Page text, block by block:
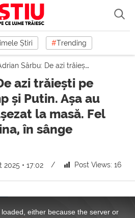
Știri #Trending
Sârbu: De azi trăiești pe lumea lui Trump și Putin. Așa au decis ei. S-au așezat la masă. Fel principal: Ucraina, în sânge
azi trăiești pe
și Putin. Așa au
la masă. Fel
în sânge
2025 • 17:02 Post Views: 16
either because the server or